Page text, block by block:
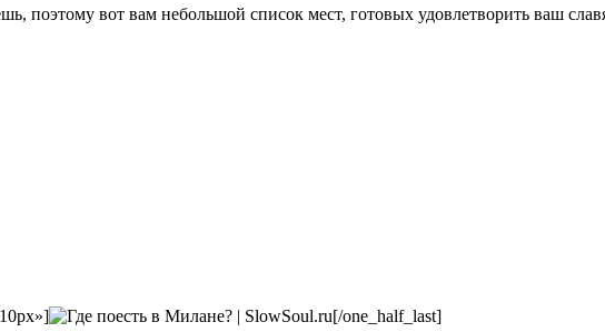
поэтому вот вам небольшой список мест, готовых удовлетворить ваш
[/one_half_last]